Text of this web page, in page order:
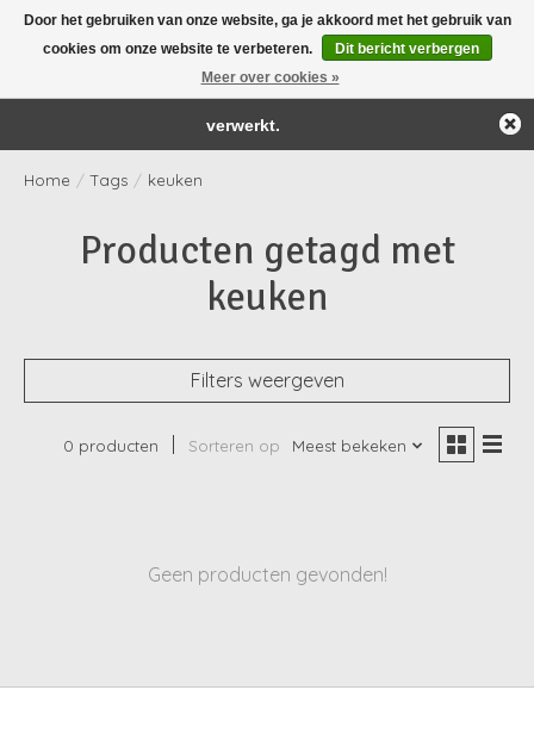
Yay! Onze webshop wordt 'as we speak' aangepast én bijgevuld!
Home / Tags / keuken
Producten getagd met
keuken
Filters weergeven
0 producten Sorteren op Meest bekeken
Geen producten gevonden!
Door het gebruiken van onze website, ga je akkoord met het gebruik van
cookies om onze website te verbeteren.
Dit bericht verbergen
Meer over cookies »
← Keer terug naar de backofficeDeze winkel is in aanbouw.
Eventueel geplaatste orders zullen niet worden gehonoreerd of
verwerkt.